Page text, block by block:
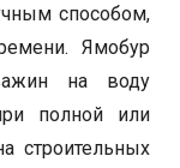
способом,
Ямобур
на воду
полной или
строительных